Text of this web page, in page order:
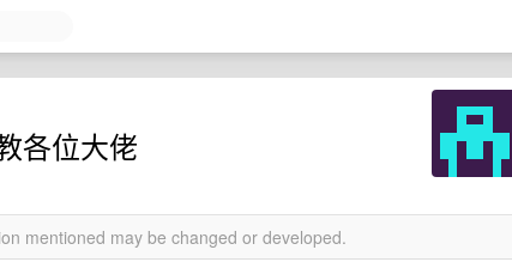
各位大佬
mentioned may be changed or developed.